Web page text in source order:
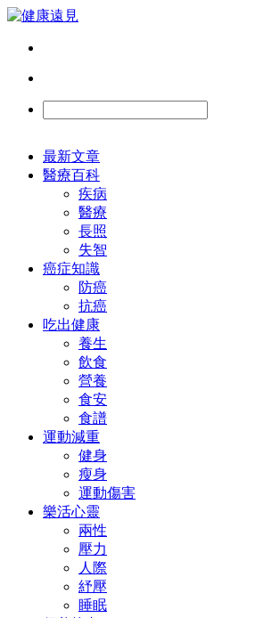
最新文章
醫療百科
疾病
醫療
長照
失智
癌症知識
防癌
抗癌
吃出健康
養生
飲食
營養
食安
食譜
運動減重
健身
瘦身
運動傷害
樂活心靈
兩性
壓力
人際
紓壓
睡眠